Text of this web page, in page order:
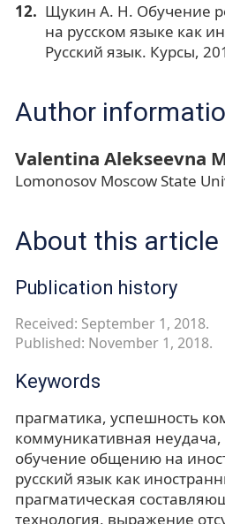
Щукин А. Н. Обучение
на русском языке как
Русский язык. Курсы,
Author
Valentina Alekseevna
Lomonosov Moscow State
About this article
Publication history
Received: September 1, 2018.
Published: November 1, 2018.
Keywords
прагматика успешность
коммуникативная неудача
обучение общению на
русский язык как
прагматическая
технология выражение